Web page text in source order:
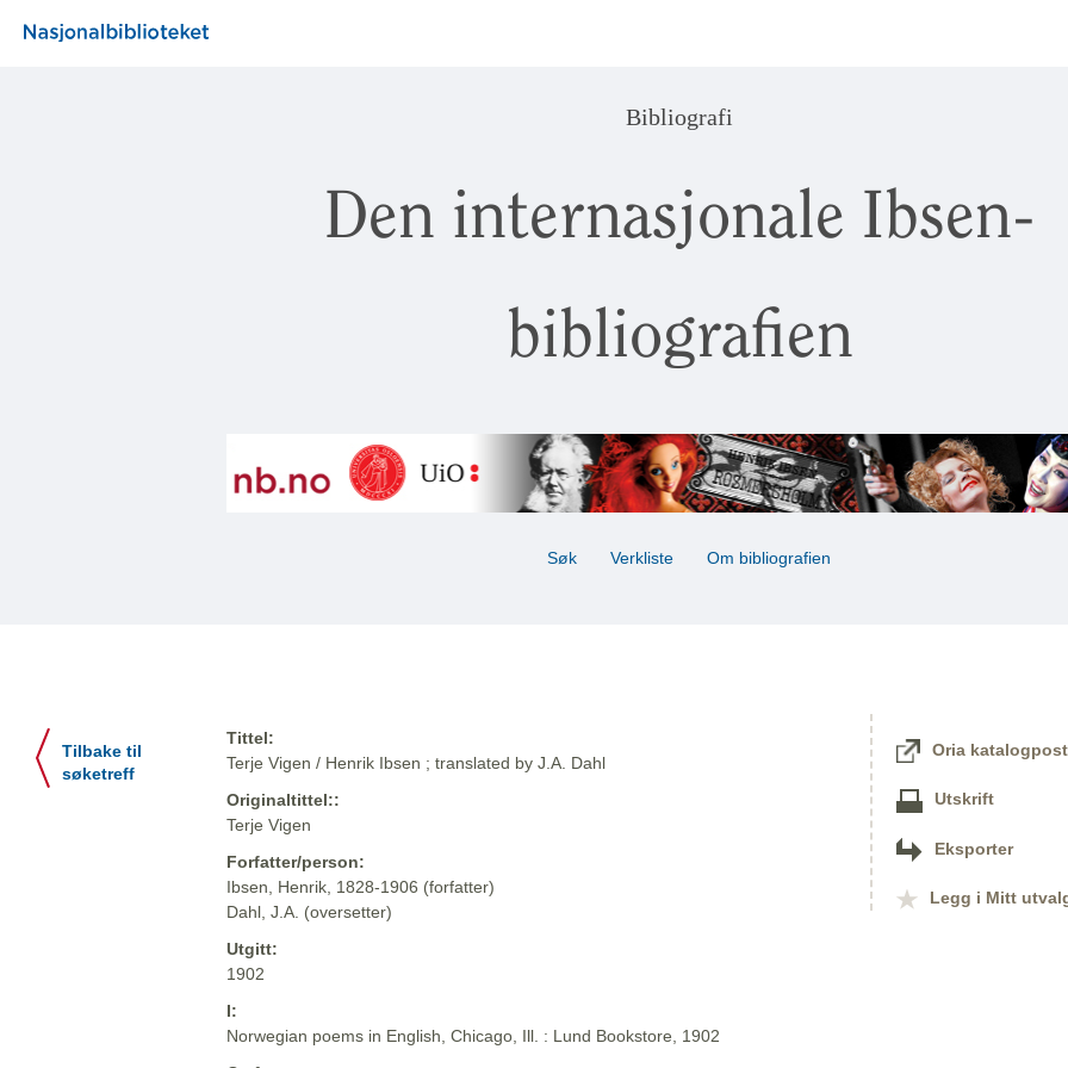
Bibliografi
Den internasjonale Ibsen-
bibliografien
Søk Verkliste Om bibliografien
Tilbake til
søketreff
Tittel:
Terje Vigen / Henrik Ibsen ; translated by J.A. Dahl
Originaltittel::
Terje Vigen
Forfatter/person:
Ibsen, Henrik, 1828-1906 (forfatter)
Dahl, J.A. (oversetter)
Utgitt:
1902
I:
Norwegian poems in English, Chicago, Ill. : Lund Bookstore, 1902
Oria katalogpost
Utskrift
Eksporter
Legg i Mitt